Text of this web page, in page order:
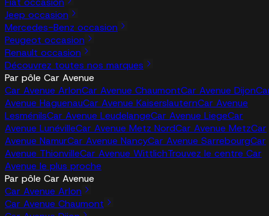
Jeep occasion
Mercedes-Benz occasion
Peugeot occasion
Renault occasion
Découvrez toutes nos marques
Par pôle Car Avenue
Car Avenue ArlonCar Avenue ChaumontCar Avenue Dijon
Avenue HaguenauCar Avenue KaiserslauternCar Avenue
LesménilsCar Avenue LeudelangeCar Avenue LiegeCar
Avenue LunévilleCar Avenue Metz NordCar Avenue MetzCar
Avenue NamurCar Avenue NancyCar Avenue SarrebourgCar
Avenue ThionvilleCar Avenue WittlichTrouvez le centre Car
Avenue le plus proche
Par pôle Car Avenue
Car Avenue Arlon
Car Avenue Chaumont